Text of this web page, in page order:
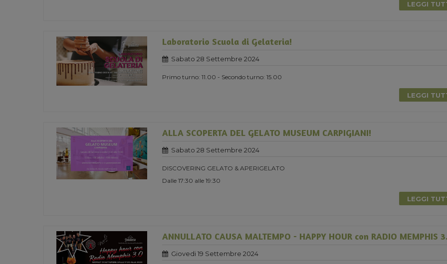
LEGGI
Laboratorio Scuola di Gelateria!
Sabato 28 Settembre 2024
Primo turno: 11.00 - Secondo turno: 15.00
LEGGI
ALLA SCOPERTA DEL GELATO MUSEUM CARPIGIANI!
Sabato 28 Settembre 2024
DISCOVERING GELATO & APERIGELATO
Dalle 17:30 alle 19:30
LEGGI
ANNULLATO CAUSA MALTEMPO - HAPPY HOUR con RADIO MEMPHIS
Giovedi 19 Settembre 2024